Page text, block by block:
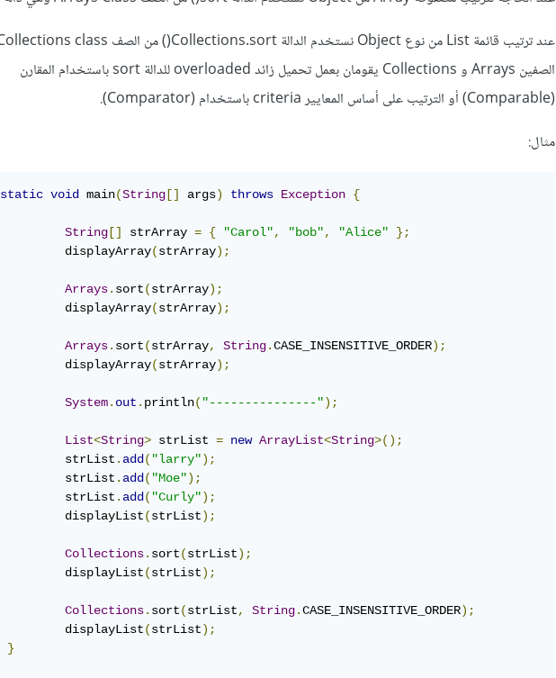
الصفين Arrays و Collections يقومان بعمل تحميل زائد overloaded للدالة sort باستخدام المقارن
(Comparable) أو الترتيب على أساس المعايير criteria باستخدام (Comparator).
مثال:
static void main(String [] args) throws Exception {
String [] strArray = { "Carol", "bob", "Alice"
};
		displayArray
(strArray);
Arrays. sort(strArray);
		displayArray
(strArray);
Arrays. sort(strArray, String.CASE_INSENSITIVE_ORDER);
		displayArray
(strArray);
System. out . println( "---------------");
List<String> strList = new ArrayList<String>();
		strList
. add( "larry");
		strList
. add( "Moe");
		strList
. add( "Curly");
		displayList
(strList);
Collections. sort(strList);
		displayList
(strList);
Collections. sort(strList, String.CASE_INSENSITIVE_ORDER);
		displayList
(strList);
}